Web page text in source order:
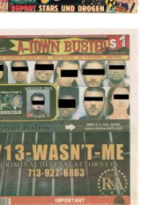
A-TOWN BUSTED –
8/15/16–9/1/16